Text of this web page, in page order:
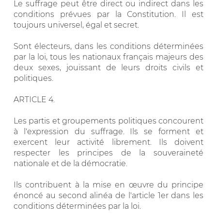
Le suffrage peut être direct ou indirect dans les
conditions prévues par la Constitution. Il est
toujours universel, égal et secret.
Sont électeurs, dans les conditions déterminées
par la loi, tous les nationaux français majeurs des
deux sexes, jouissant de leurs droits civils et
politiques.
ARTICLE 4.
Les partis et groupements politiques concourent
à l'expression du suffrage. Ils se forment et
exercent leur activité librement. Ils doivent
respecter les principes de la souveraineté
nationale et de la démocratie.
Ils contribuent à la mise en œuvre du principe
énoncé au second alinéa de l'article 1er dans les
conditions déterminées par la loi.